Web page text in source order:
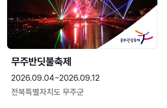
무주반딧불축제
2026.09.04~2026.09.12
전북특별자치도 무주군